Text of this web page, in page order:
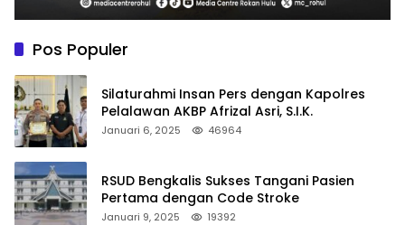
Pos Populer
Silaturahmi Insan Pers dengan Kapolres
Pelalawan AKBP Afrizal Asri, S.I.K.
Januari 6, 2025 46964
RSUD Bengkalis Sukses Tangani Pasien
Pertama dengan Code Stroke
Januari 9, 2025 19392